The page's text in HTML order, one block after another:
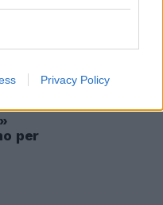
Privacy Policy
il
per